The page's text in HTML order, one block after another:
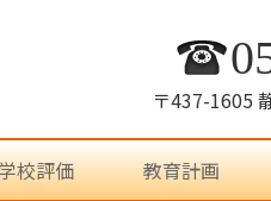
〒437-1605
校評価 教育計画